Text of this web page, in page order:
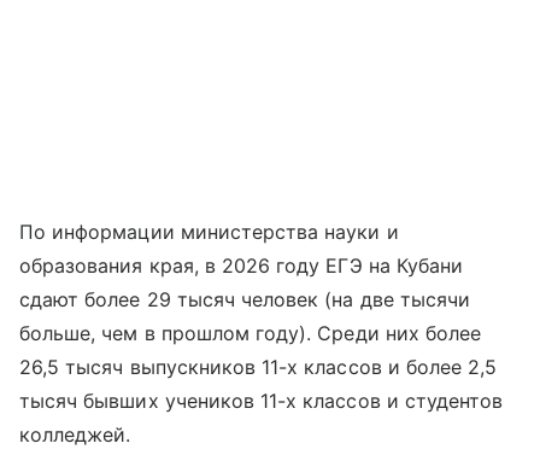
По информации министерства науки и
образования края, в 2026 году ЕГЭ на Кубани
сдают более 29 тысяч человек (на две тысячи
больше, чем в прошлом году). Среди них более
26,5 тысяч выпускников 11-х классов и более 2,5
тысяч бывших учеников 11-х классов и студентов
колледжей.